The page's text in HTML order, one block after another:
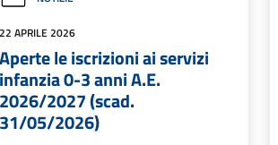
APRILE 2026
le iscrizioni ai servizi
0-3 anni A.E.
2027 (scad.
05/2026)